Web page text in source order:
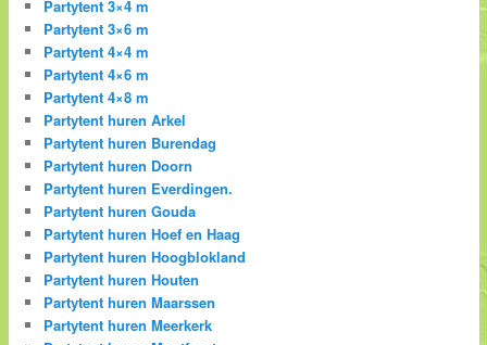
Partytent 3×4 m
Partytent 3×6 m
Partytent 4×4 m
Partytent 4×6 m
Partytent 4×8 m
Partytent huren Arkel
Partytent huren Burendag
Partytent huren Doorn
Partytent huren Everdingen.
Partytent huren Gouda
Partytent huren Hoef en Haag
Partytent huren Hoogblokland
Partytent huren Houten
Partytent huren Maarssen
Partytent huren Meerkerk